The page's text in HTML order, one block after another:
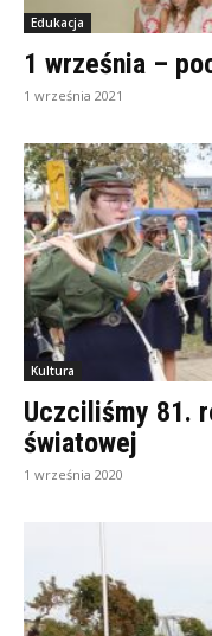
Edukacja
1 września –
1 września 2021
Kultura
Uczciliśmy 81.
światowej
1 września 2020